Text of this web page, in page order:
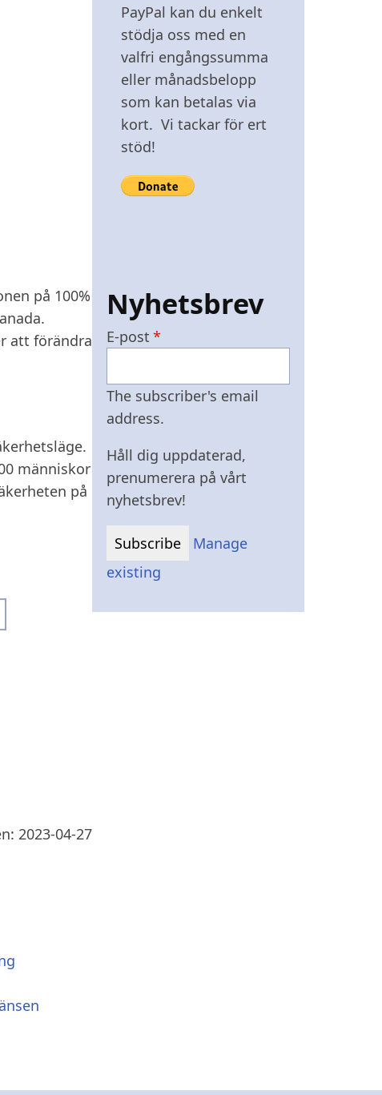
på 100%
att förändra
människor
på
2023-04-27
PayPal kan du enkelt
stödja oss med en
valfri engångssumma
eller månadsbelopp
som kan betalas via
kort. Vi tackar för ert
stöd!
Nyhetsbrev
E-post
The subscriber's email
address.
Håll dig uppdaterad,
prenumerera på vårt
nyhetsbrev!
Manage
existing